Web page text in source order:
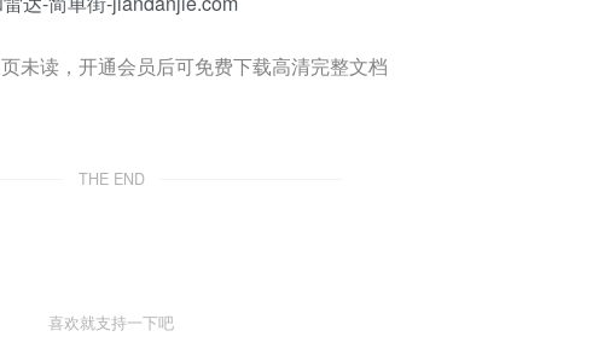
页未读，开通会员后可免费下载高清完整文档
THE END
喜欢就支持一下吧